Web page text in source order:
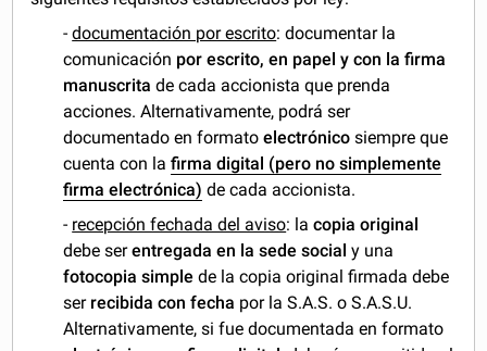
-documentación por escrito: documentar la
comunicación por escrito, en papel y con la firma
manuscritade cada accionista que prenda
acciones. Alternativamente, podrá ser
documentado en formatoelectrónico siempre que
cuenta con lafirma digital (pero no simplemente
firma electrónica) de cada accionista.
- recepción fechada del aviso: lacopia original
debe serentregada en la sede social y una
fotocopia simple de la copia original firmada debe
ser recibida con fecha por la S.A.S. o S.A.S.U.
Alternativamente, si fue documentada en formato